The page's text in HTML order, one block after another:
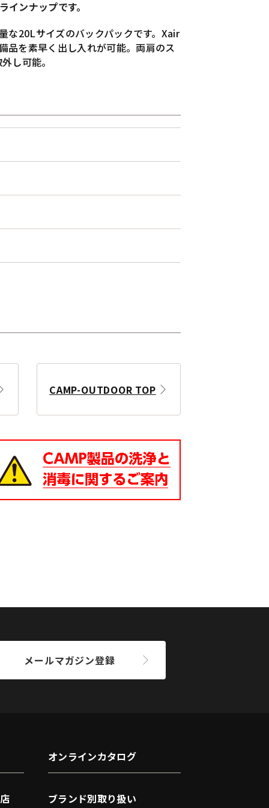
ンナップです。
な20Lサイズのバックパックです。Xair
品を素早く出し入れが可能。両肩のス
し可能。
CAMP-OUTDOOR TOP
メールマガジン登録
オンラインカタログ
ブランド別取り扱い